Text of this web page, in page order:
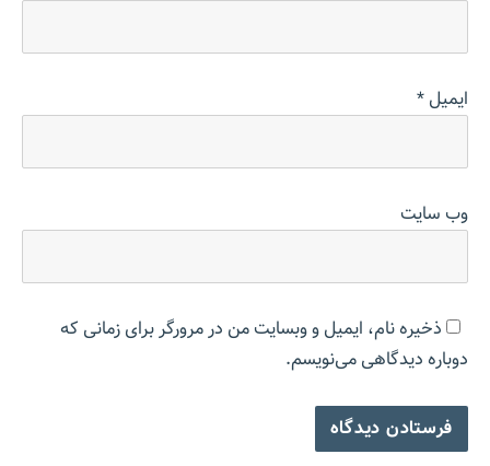
ایمیل*
وب‌ سایت
ذخیره نام، ایمیل و وبسایت من در مرورگر برای زمانی که
دوباره دیدگاهی می‌نویسم.